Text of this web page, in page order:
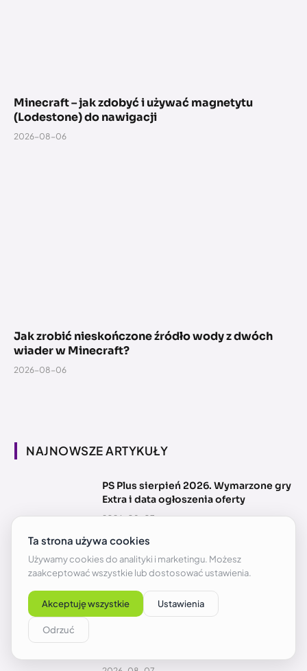
Minecraft – jak zdobyć i używać magnetytu
(Lodestone) do nawigacji
2026-08-06
Jak zrobić nieskończone źródło wody z dwóch
wiader w Minecraft?
2026-08-06
NAJNOWSZE ARTYKUŁY
PS Plus sierpień 2026. Wymarzone gry
Extra i data ogłoszenia oferty
2026-08-07
Sprawdź za darmo na PS5 hit ze Steam.
Porywające RPG o ucieczce z
2026-08-07